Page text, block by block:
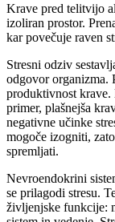
Krave pred telitvijo
izoliran prostor.
kar povečuje raven
Stresni odziv
odgovor organizma.
produktivnost krave.
primer, plašnejša
negativne učinke
mogoče izogniti,
spremljati.
Nevroendokrini
se prilagodi stresu.
življenjske funkcije: